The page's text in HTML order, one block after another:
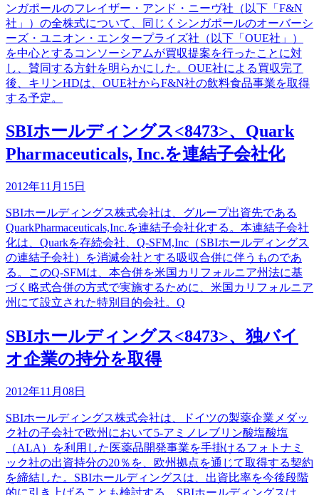
ンガポールのフレイザー・アンド・ニーヴ社（以下「F&N
社」）の全株式について、同じくシンガポールのオーバーシ
ーズ・ユニオン・エンタープライズ社（以下「OUE社」）
を中心とするコンソーシアムが買収提案を行ったことに対
し、賛同する方針を明らかにした。OUE社による買収完了
後、キリンHDは、OUE社からF&N社の飲料食品事業を取得
する予定。
SBIホールディングス<8473>、Quark
Pharmaceuticals, Inc.を連結子会社化
2012年11月15日
SBIホールディングス株式会社は、グループ出資先である
QuarkPharmaceuticals,Inc.を連結子会社化する。本連結子会社
化は、Quarkを存続会社、Q-SFM,Inc（SBIホールディングス
の連結子会社）を消滅会社とする吸収合併に伴うものであ
る。このQ-SFMは、本合併を米国カリフォルニア州法に基
づく略式合併の方式で実施するために、米国カリフォルニア
州にて設立された特別目的会社。Q
SBIホールディングス<8473>、独バイ
オ企業の持分を取得
2012年11月08日
SBIホールディングス株式会社は、ドイツの製薬企業メダッ
ク社の子会社で欧州において5-アミノレブリン酸塩酸塩
（ALA）を利用した医薬品開発事業を手掛けるフォトナミ
ック社の出資持分の20％を、欧州拠点を通じて取得する契約
を締結した。SBIホールディングスは、出資比率を今後段階